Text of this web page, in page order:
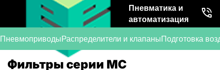
Пневматика и
автоматизация
ПневмоприводыРаспределители и клапаныПодготовка
Фильтры серии MC